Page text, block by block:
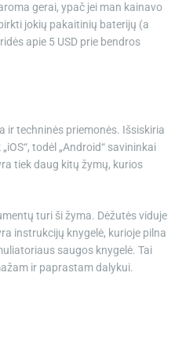
gerai, ypač jei man kainavo
jokių pakaitinių baterijų (a
apie 5 USD prie bendros
ir techninės priemonės. Išsiskiria
todėl „Android“ savininkai
tiek daug kitų žymų, kurios
turi ši žyma. Dėžutės viduje
instrukcijų knygelė, kurioje pilna
saugos knygelė. Tai
ir paprastam dalykui.